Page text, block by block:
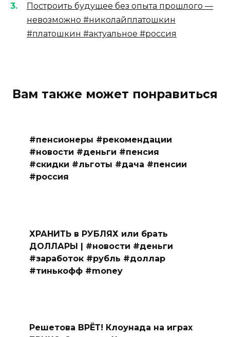
Построить будущее без опыта прошлого —
невозможно #николайплатошкин
#платошкин #актуальное #россия
Вам также может понравиться
#пенсионеры #рекомендации
#новости #деньги #пенсия
#скидки #льготы #дача #пенсии
#россия
ХРАНИТЬ в РУБЛЯХ или брать
ДОЛЛАРЫ | #новости #деньги
#заработок #рубль #доллар
#тинькофф #money
Решетова ВРЁТ! Клоунада на играх